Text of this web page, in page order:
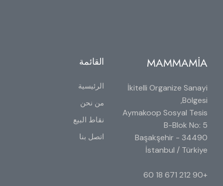
MAMMAMİA
İkitelli Organize Sanayi
Bölgesi,
Aymakoop Sosyal Tesis
B-Blok No: 5
34490 Başakşehir -
İstanbul / Türkiye
+90 212 671 18 60
القائمة
الرئيسية
من نحن
نقاط البيع
اتصل بنا